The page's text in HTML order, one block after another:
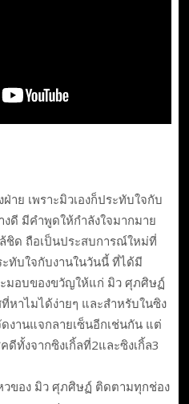
าย เพราะมิวเองก็ประทับใจกับ
ดี มีคำพูดให้กำลังใจมากมาย
ชิด ถือเป็นประสบการณ์ใหม่ที่
ทับใจกับงานในวันนี้ ที่ได้มี
มอบของขวัญให้แก่ มิว ศุภศิษฏ์
หาไมได้ง่ายๆ และสำหรับในซิง
งานแจกลายเซ็นอีกเช่นกัน แต่
ดีทั้งจากซิงเกิ้ลที่2และซิงเกิ้ล3
วของ มิว ศุภศิษฏ์ ติดตามทุกช่อง